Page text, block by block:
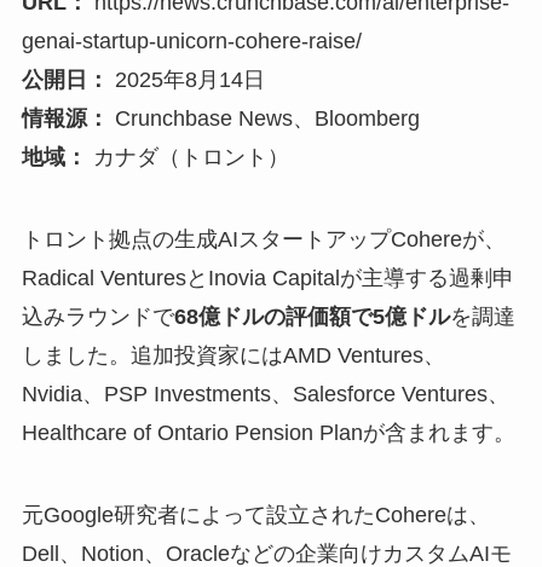
genai-startup-unicorn-cohere-raise/
公開日：
2025年8月14日
情報源：
Crunchbase News、Bloomberg
地域：
カナダ（トロント）
トロント拠点の生成AIスタートアップCohereが、
Radical VenturesとInovia Capitalが主導する過剰申
込みラウンドで68億ドルの評価額で5億ドルを調達
しました。追加投資家にはAMD Ventures、
Nvidia、PSP Investments、Salesforce Ventures、
Healthcare of Ontario Pension Planが含まれます。
元Google研究者によって設立されたCohereは、
Dell、Notion、Oracleなどの企業向けカスタムAIモ